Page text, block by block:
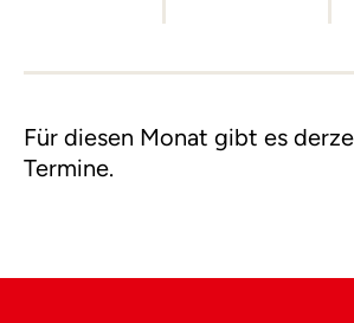
Für diesen Monat gibt es
Termine.